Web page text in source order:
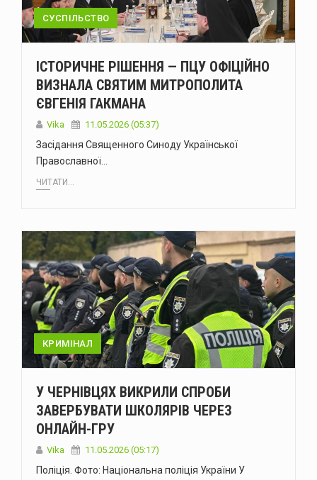
СУСПІЛЬСТВО
ІСТОРИЧНЕ РІШЕННЯ — ПЦУ ОФІЦІЙНО
ВИЗНАЛА СВЯТИМ МИТРОПОЛИТА
ЄВГЕНІЯ ГАКМАНА
Vika 11.05.2026 (05:37)
Засідання Священного Синоду Української
Православної…
ЧИТАТИ...
КРИМІНАЛ
У ЧЕРНІВЦЯХ ВИКРИЛИ СПРОБИ
ЗАВЕРБУВАТИ ШКОЛЯРІВ ЧЕРЕЗ
ОНЛАЙН-ГРУ
Vika 11.05.2026 (05:17)
Поліція. Фото: Національна поліція України У